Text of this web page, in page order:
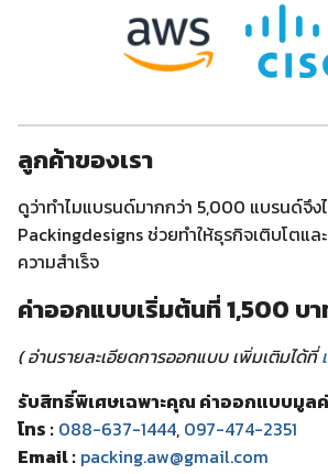
ลูกค้าของเรา
ดูว่าทำไมแบรนด์มากกว่า 5,000 แบรนด์จึงไ
Packingdesigns ช่วยทำให้ธุรกิจเติบโตแล
ความสำเร็จ
ค่าออกแบบเริ่มต้นที่ 1,500 บ
( อ่านรายละเอียดการออกแบบ เพิ่มเติมได้ที่
รับสิทธิ์พิเศษเฉพาะคุณ ค่าออกแบบมูลค่
โทร : 088-637-1444, 097-474-2351
Email : packing.aw@gmail.com